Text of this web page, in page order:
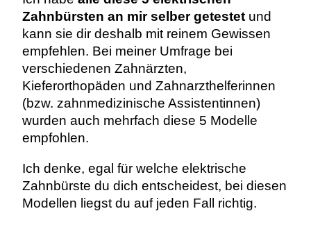
Zahnbürsten an mir selber getestetund
kann sie dir deshalb mit reinem Gewissen
empfehlen. Bei meiner Umfrage bei
verschiedenen Zahnärzten,
Kieferorthopäden und Zahnarzthelferinnen
(bzw. zahnmedizinische Assistentinnen)
wurden auch mehrfach diese 5 Modelle
empfohlen.
Ich denke, egal für welche elektrische
Zahnbürste du dich entscheidest, bei diesen
Modellen liegst du auf jeden Fall richtig.